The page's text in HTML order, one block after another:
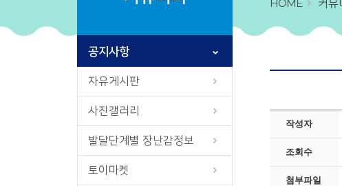
공지사항
자유게시판
사진갤러리
발달단계별 장난감정보
토이마켓
HOME 커뮤
작성자
조회수
첨부파일